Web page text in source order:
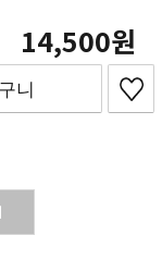
14,500
니